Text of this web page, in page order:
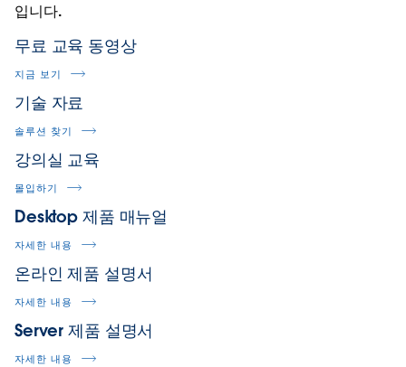
입니다.
무료 교육 동영상
지금 보기
기술 자료
솔루션 찾기
강의실 교육
몰입하기
Desktop 제품 매뉴얼
자세한 내용
온라인 제품 설명서
자세한 내용
Server 제품 설명서
자세한 내용